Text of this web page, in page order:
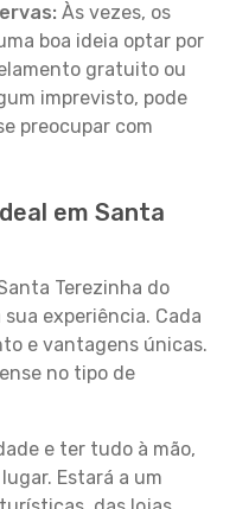
Às vezes, os
boa ideia optar por
gratuito ou
imprevisto, pode
preocupar com
em Santa
Terezinha do
experiência. Cada
e vantagens únicas.
no tipo de
e ter tudo à mão,
Estará a um